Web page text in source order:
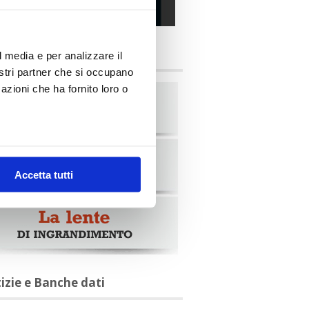
e per analizzare il
partner che si occupano
che ha fornito loro o
Accetta tutti
e Banche dati